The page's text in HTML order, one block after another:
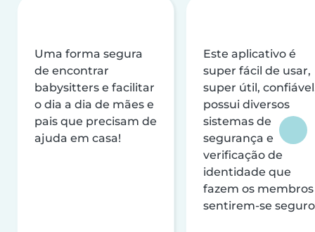
Uma forma segura
de encontrar
babysitters e facilitar
o dia a dia de mães e
pais que precisam de
ajuda em casa!
Este aplicativo é
super fácil de usar,
super útil,
possui diversos
sistemas de
segurança e
verificação de
identidade que
fazem os membros
sentirem-se